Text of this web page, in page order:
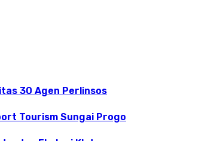
30 Agen Perlinsos
Tourism Sungai Progo